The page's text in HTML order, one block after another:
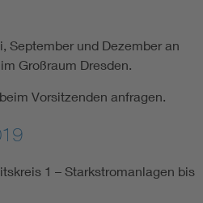
September und Dezember an
Großraum Dresden.
Vorsitzenden anfragen.
1 – Starkstromanlagen bis